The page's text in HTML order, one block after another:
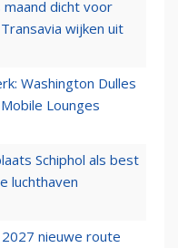
maand dicht voor
wijken uit
Washington Dulles
Lounges
Schiphol als best
luchthaven
nieuwe route